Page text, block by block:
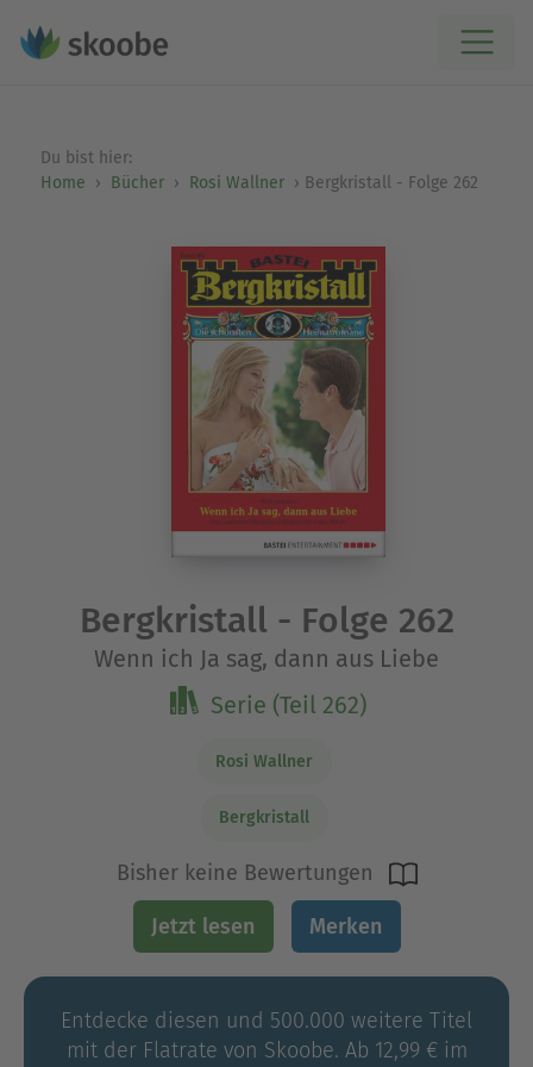
Du bist hier:
Home
Bücher Rosi Wallner Bergkristall - Folge 262
Bergkristall - Folge 262
Wenn ich Ja sag, dann aus Liebe
Serie (Teil 262)
Rosi Wallner
Bergkristall
Bisher keine Bewertungen
Jetzt lesen Merken
Entdecke diesen und 500.000 weitere Titel
mit der Flatrate von Skoobe. Ab 12,99 € im